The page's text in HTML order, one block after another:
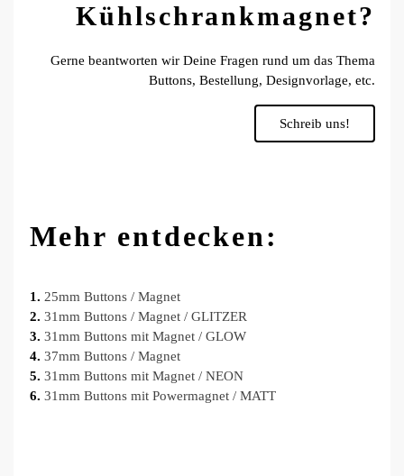
Kühlschrankmagnet?
Gerne beantworten wir Deine Fragen rund um das Thema
Buttons, Bestellung, Designvorlage, etc.
Schreib uns!
Mehr entdecken:
1. 25mm Buttons / Magnet
2. 31mm Buttons / Magnet / GLITZER
3. 31mm Buttons mit Magnet / GLOW
4. 37mm Buttons / Magnet
5. 31mm Buttons mit Magnet / NEON
6. 31mm Buttons mit Powermagnet / MATT